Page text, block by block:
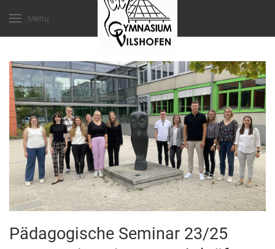
Menu
Pädagogische Seminar 23/25